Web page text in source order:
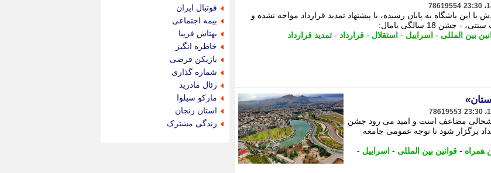
78619554
این باشگاه به پایان رسیده، با پیشنهاد تمدید قرارداد مواجه نشده و
18 سالگی یامال:
بین المللی - اسراییل - استقلال - قرارداد - تمدید قرارداد
78619553
مضاعف است و امید می رود جشن
برگزار شود تا توجه عمومی جامعه
همراه - قوانین بین المللی - اسراییل -
فوتبال ایران
بیمه اجتماعی
بهتاش فریبا
خاطره انگیز
بازیکن قرضی
شماره گذاری
رئال مادرید
مارکو سیلوا
استان زنجان
زندگی مشترک